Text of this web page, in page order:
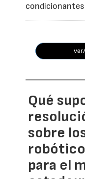
Qué
sobre
para el